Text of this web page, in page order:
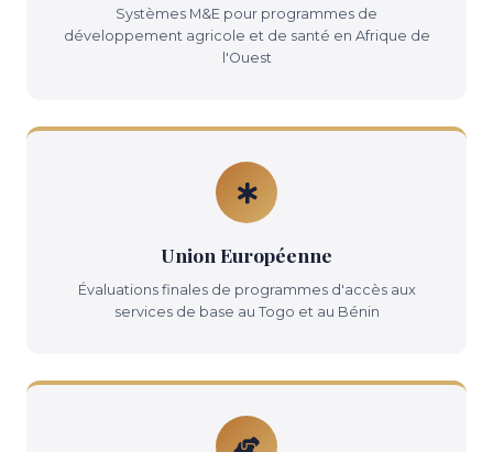
Systèmes M&E pour programmes de
développement agricole et de santé en Afrique de
l'Ouest
Union Européenne
Évaluations finales de programmes d'accès aux
services de base au Togo et au Bénin